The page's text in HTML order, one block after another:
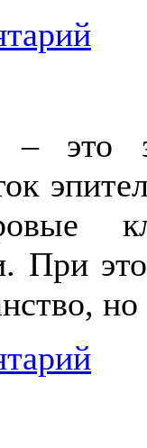
– это
При